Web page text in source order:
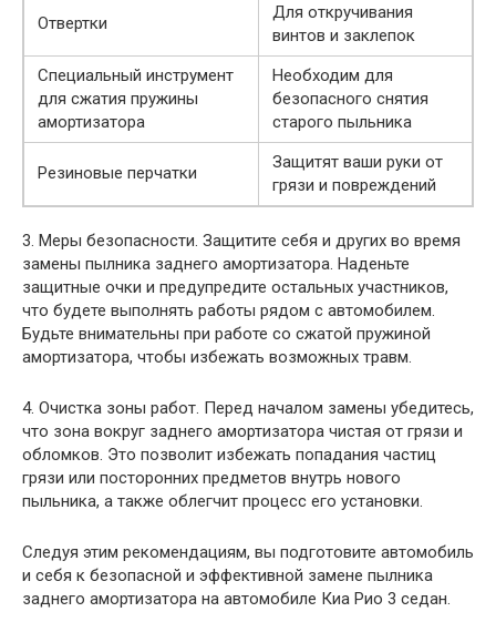
Отвертки
Для откручивания
винтов и заклепок
Специальный инструмент
для сжатия пружины
амортизатора
Необходим для
безопасного снятия
старого пыльника
Резиновые перчатки
Защитят ваши руки от
грязи и повреждений
3. Меры безопасности. Защитите себя и других во время
замены пылника заднего амортизатора. Наденьте
защитные очки и предупредите остальных участников,
что будете выполнять работы рядом с автомобилем.
Будьте внимательны при работе со сжатой пружиной
амортизатора, чтобы избежать возможных травм.
4. Очистка зоны работ. Перед началом замены убедитесь,
что зона вокруг заднего амортизатора чистая от грязи и
обломков. Это позволит избежать попадания частиц
грязи или посторонних предметов внутрь нового
пыльника, а также облегчит процесс его установки.
Следуя этим рекомендациям, вы подготовите автомобиль
и себя к безопасной и эффективной замене пылника
заднего амортизатора на автомобиле Киа Рио 3 седан.